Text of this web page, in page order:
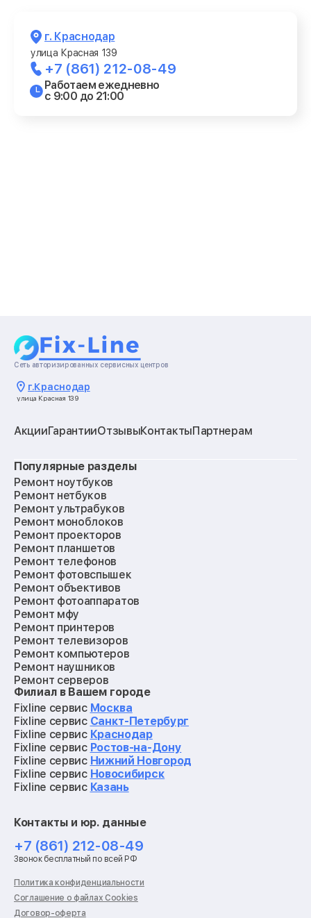
г. Краснодар
улица Красная 139
+7 (861) 212-08-49
Работаем ежедневно
с 9:00 до 21:00
Сеть авторизированных сервисных центров
г.Краснодар
улица Красная 139
АкцииГарантииОтзывыКонтактыПартнерам
Популярные разделы
Ремонт ноутбуков
Ремонт нетбуков
Ремонт ультрабуков
Ремонт моноблоков
Ремонт проекторов
Ремонт планшетов
Ремонт телефонов
Ремонт фотовспышек
Ремонт объективов
Ремонт фотоаппаратов
Ремонт мфу
Ремонт принтеров
Ремонт телевизоров
Ремонт компьютеров
Ремонт наушников
Ремонт серверов
Ремонт мониторов
Ремонт квадрокоптеров
Ремонт электросамокатов
Ремонт материнских плат
Ремонт видеокарт
Ремонт кофемашин
Ремонт vr систем
Ремонт игровых приставок
Ремонт роботов-пылесосов
Ремонт холодильников
Ремонт стиральных машин
Ремонт пылесосов
Ремонт варочных панелей
Ремонт духовых шкафов
Ремонт кондиционеров
Филиал в Вашем городе
Fixline сервис Москва
Fixline сервис Санкт-Петербург
Fixline сервис Краснодар
Fixline сервис Ростов-на-Дону
Fixline сервис Нижний Новгород
Fixline сервис Новосибирск
Fixline сервис Казань
Контакты и юр. данные
+7 (861) 212-08-49
Звонок бесплатный по всей РФ
Политика конфиденциальности
Соглашение о файлах Cookies
Договор-оферта